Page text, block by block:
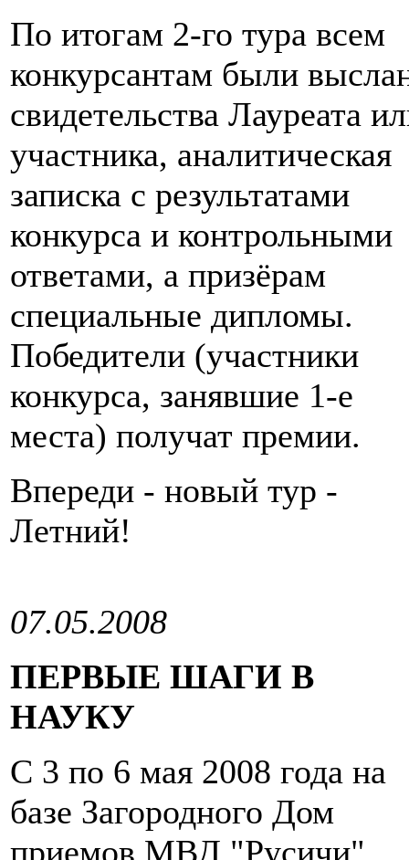
По итогам 2-го тура всем
конкурсантам были
свидетельства Лауреата
участника, аналитическая
записка с результатами
конкурса и контрольными
ответами, а призёрам
специальные дипломы.
Победители (участники
конкурса, занявшие 1-е
места) получат премии.
Впереди - новый тур -
Летний!
07.05.2008
ПЕРВЫЕ ШАГИ В
НАУКУ
С 3 по 6 мая 2008 года на
базе Загородного Дом
приемов МВД "Русичи"